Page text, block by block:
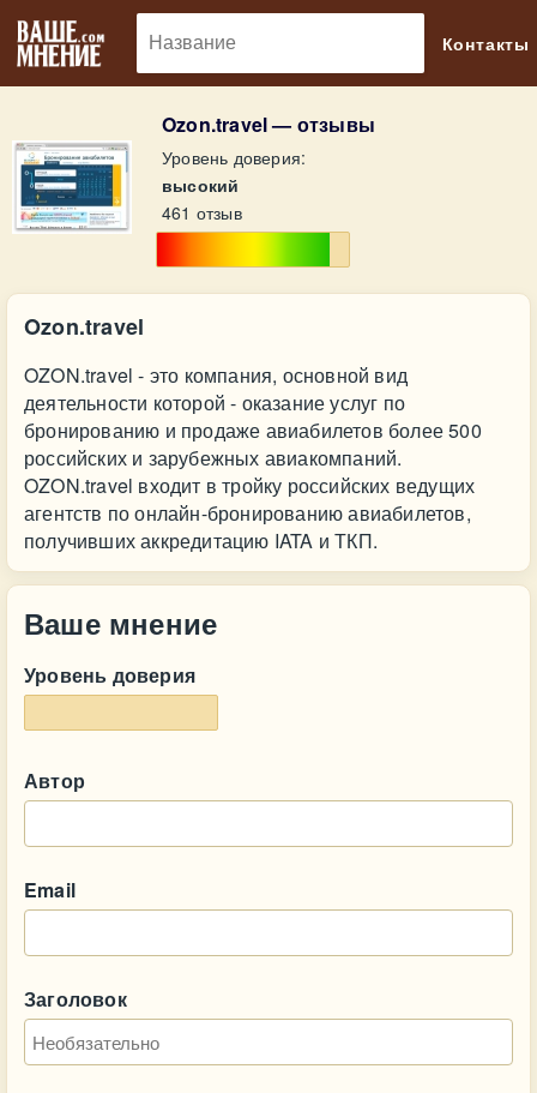
Контакты
Ozon.travel — отзывы
Уровень доверия:
высокий
461 отзыв
Ozon.travel
OZON.travel - это компания, основной вид
деятельности которой - оказание услуг по
бронированию и продаже авиабилетов более 500
российских и зарубежных авиакомпаний.
OZON.travel входит в тройку российских ведущих
агентств по онлайн-бронированию авиабилетов,
получивших аккредитацию IATA и ТКП.
Ваше мнение
Уровень доверия
Автор
Email
Заголовок